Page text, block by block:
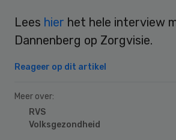
Lees hier het hele interview
Dannenberg op Zorgvisie.
Reageer op dit artikel
Meer over:
RVS
Volksgezondheid